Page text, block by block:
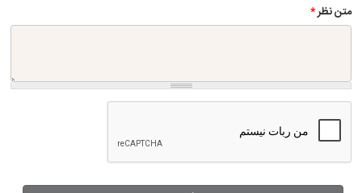
متن نظر*